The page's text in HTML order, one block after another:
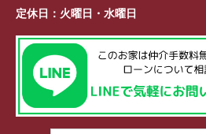
定休日： 火曜日・水曜日